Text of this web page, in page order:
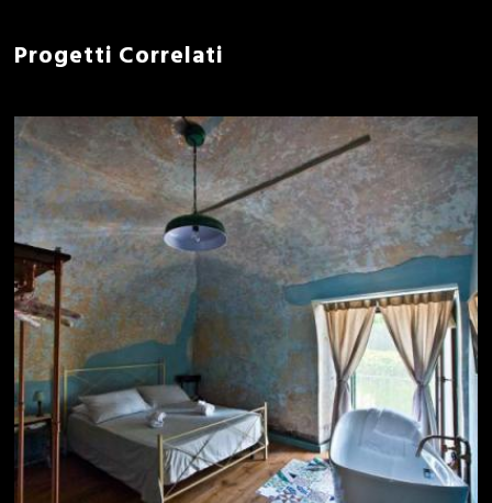
Progetti Correlati